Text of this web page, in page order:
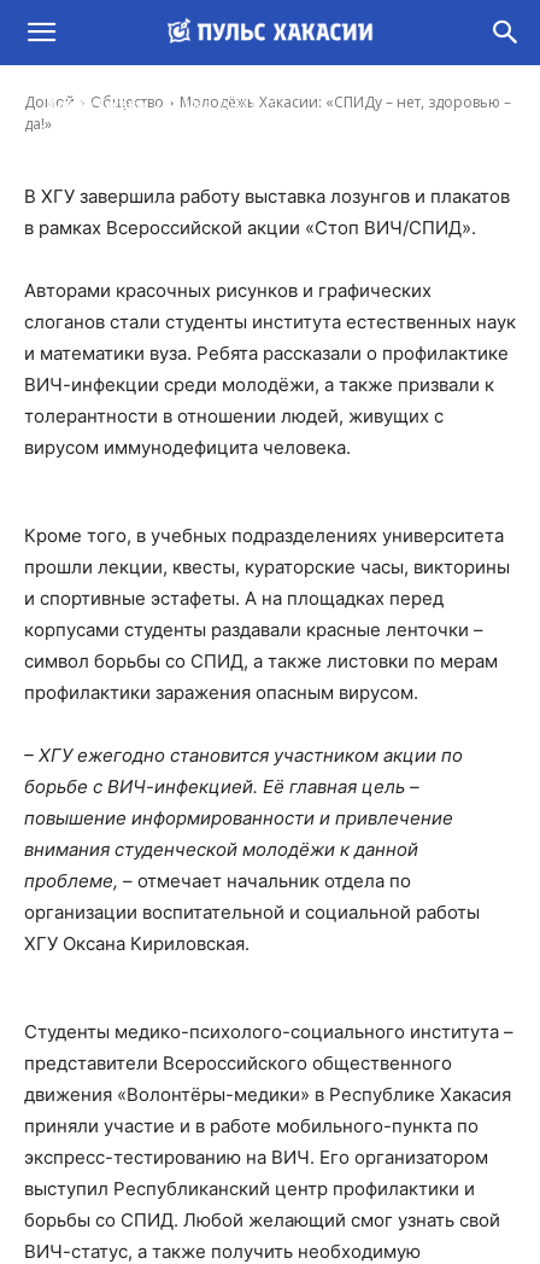
Домой Общество
Молодёжь Хакасии: «СПИДу – нет, здоровью –
да!»
Молодёжь Хакасии: «СПИДу – нет, здоровью
– да!»
Ирина Гусева - 19 Май, 2019 8:15
В ХГУ завершила работу выставка лозунгов и плакатов
в рамках Всероссийской акции «Стоп ВИЧ/СПИД».
Авторами красочных рисунков и графических
слоганов стали студенты института естественных наук
и математики вуза. Ребята рассказали о профилактике
ВИЧ-инфекции среди молодёжи, а также призвали к
толерантности в отношении людей, живущих с
вирусом иммунодефицита человека.
Кроме того, в учебных подразделениях университета
прошли лекции, квесты, кураторские часы, викторины
и спортивные эстафеты. А на площадках перед
корпусами студенты раздавали красные ленточки –
символ борьбы со СПИД, а также листовки по мерам
профилактики заражения опасным вирусом.
– ХГУ ежегодно становится участником акции по
борьбе с ВИЧ-инфекцией. Её главная цель –
повышение информированности и привлечение
внимания студенческой молодёжи к данной
проблеме, – отмечает начальник отдела по
организации воспитательной и социальной работы
ХГУ Оксана Кириловская.
Студенты медико-психолого-социального института –
представители Всероссийского общественного
движения «Волонтёры-медики» в Республике Хакасия
приняли участие и в работе мобильного-пункта по
экспресс-тестированию на ВИЧ. Его организатором
выступил Республиканский центр профилактики и
борьбы со СПИД. Любой желающий смог узнать свой
ВИЧ-статус, а также получить необходимую